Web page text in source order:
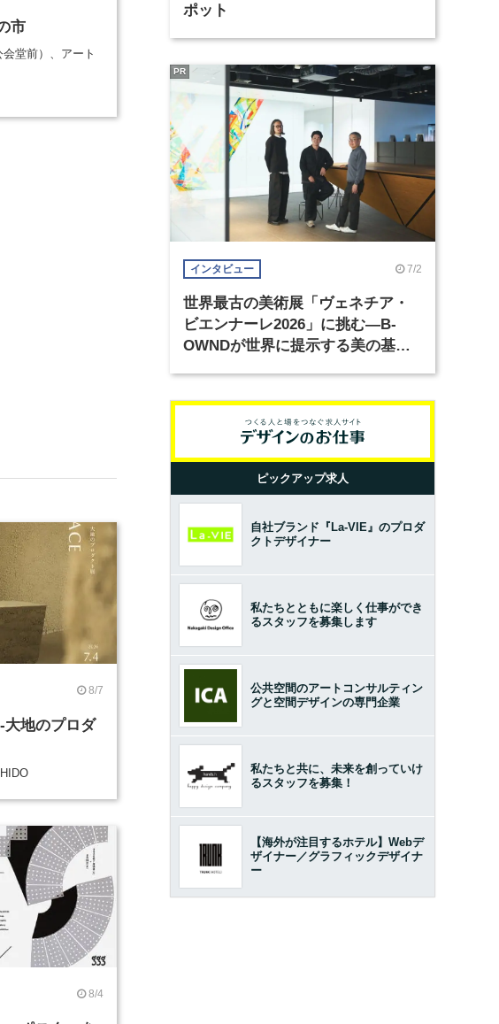
市
堂前）、アート
8/7
大地のプロダ
8/4
ポット
インタビュー 7/2
世界最古の美術展「ヴェネチア・
ビエンナーレ2026」に挑む―B-
OWNDが世界に提示する美の基準
PR
ピックアップ求人
自社ブランド『La-VIE』のプロダ
クトデザイナー
私たちとともに楽しく仕事ができ
るスタッフを募集します
公共空間のアートコンサルティン
グと空間デザインの専門企業
私たちと共に、未来を創っていけ
るスタッフを募集！
【海外が注目するホテル】Webデ
ザイナー／グラフィックデザイナ
ー